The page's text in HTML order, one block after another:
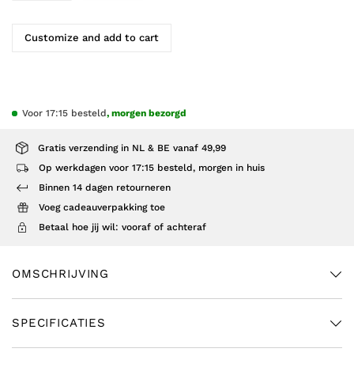
Gratis verzending in NL & BE vanaf 49,99
Op werkdagen voor 17:15 besteld, morgen in huis
Binnen 14 dagen retourneren
Voeg cadeauverpakking toe
Betaal hoe jij wil: vooraf of achteraf
Customize and add to cart
Voor 17:15 besteld, morgen bezorgd
OMSCHRIJVING
SPECIFICATIES